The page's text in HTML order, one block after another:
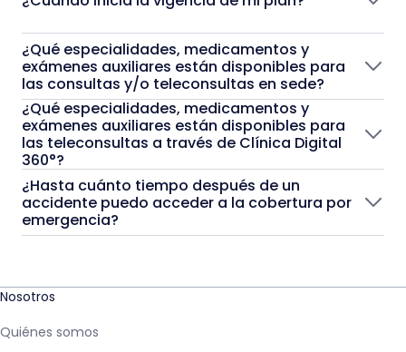
¿Qué especialidades, medicamentos y
exámenes auxiliares están disponibles para
las consultas y/o teleconsultas en sede?
¿Qué especialidades, medicamentos y
exámenes auxiliares están disponibles para
las teleconsultas a través de Clínica Digital
360°?
¿Hasta cuánto tiempo después de un
accidente puedo acceder a la cobertura por
emergencia?
Nosotros
Quiénes somos